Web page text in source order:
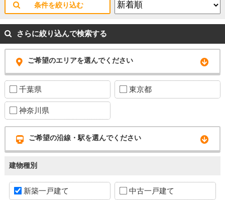
条件を絞り込む
さらに絞り込んで検索する
ご希望のエリアを選んでください
千葉県 東京都
神奈川県
ご希望の沿線・駅を選んでください
建物種別
新築一戸建て 中古一戸建て